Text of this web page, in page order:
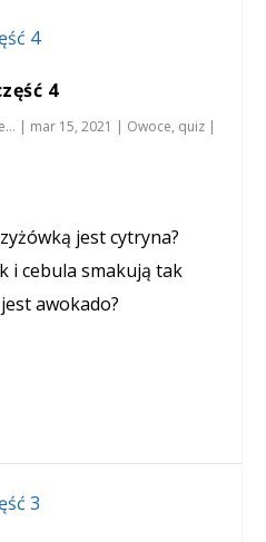
4
| mar 15, 2021 | Owoce, quiz |
jest cytryna?
i cebula smakują tak
awokado?